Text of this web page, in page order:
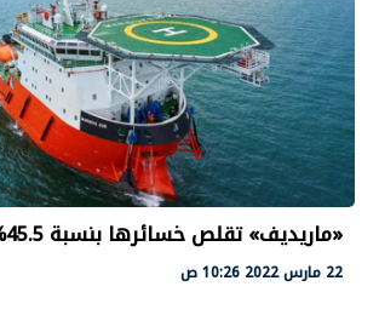
«ماريديف» تقلص خسائرها بنسبة 45.5% في 2021
22 مارس 2022 10:26 ص